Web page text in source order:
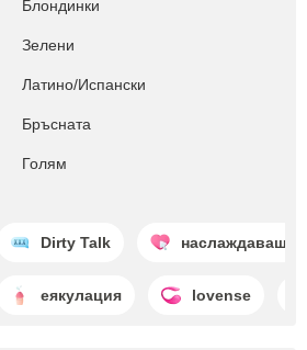
Блондинки
Зелени
Латино/Испански
Бръсната
Голям
Dirty Talk наслаждаващи
еякулация lovense